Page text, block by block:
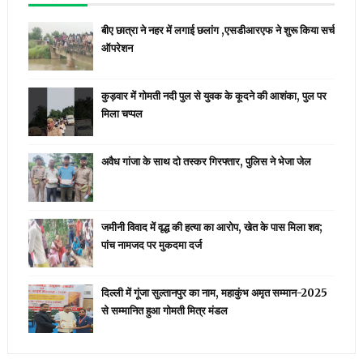
बीए छात्रा ने नहर में लगाई छलांग ,एसडीआरएफ ने शुरू किया सर्च
ऑपरेशन
कुड़वार में गोमती नदी पुल से युवक के कूदने की आशंका, पुल पर
मिला चप्पल
अवैध गांजा के साथ दो तस्कर गिरफ्तार, पुलिस ने भेजा जेल
जमीनी विवाद में वृद्ध की हत्या का आरोप, खेत के पास मिला शव;
पांच नामजद पर मुकदमा दर्ज
दिल्ली में गूंजा सुल्तानपुर का नाम, महाकुंभ अमृत सम्मान-2025
से सम्मानित हुआ गोमती मित्र मंडल